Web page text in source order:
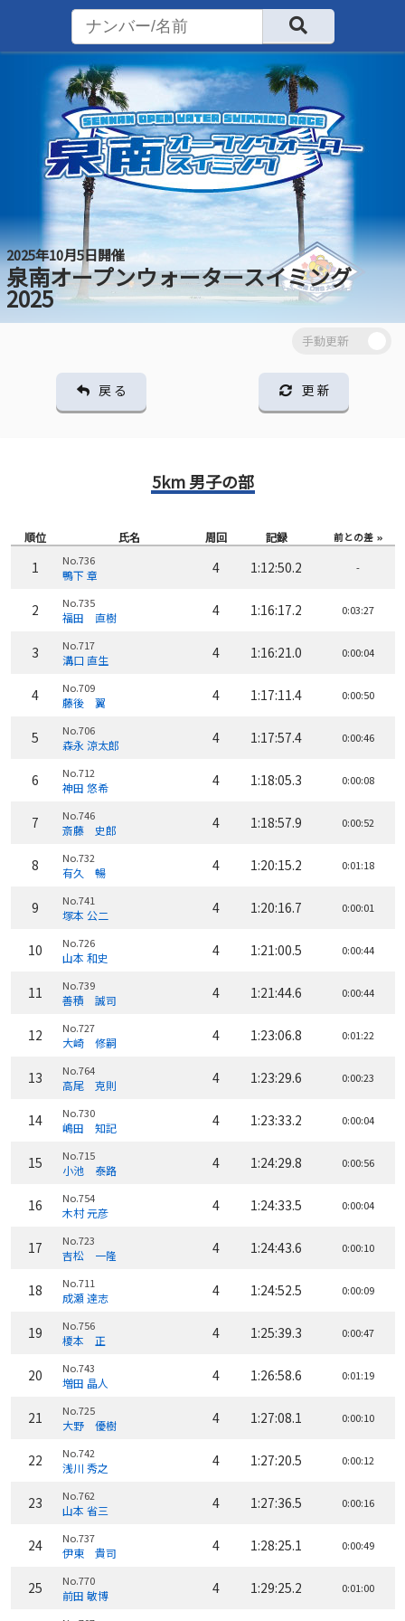
2025年10月5日開催
泉南オープンウォータースイミング
2025
戻 る 更 新
5km 男子の部
順位 氏名 周回 記録 前との差
1 No.736
鴨下 章 4 1:12:50.2 -
2 No.735
福田 直樹 4 1:16:17.2 0:03:27
3 No.717
溝口 直生 4 1:16:21.0 0:00:04
4 No.709
藤後 翼 4 1:17:11.4 0:00:50
5 No.706
森永 涼太郎 4 1:17:57.4 0:00:46
6 No.712
神田 悠希 4 1:18:05.3 0:00:08
7 No.746
斎藤 史郎 4 1:18:57.9 0:00:52
8 No.732
有久 暢 4 1:20:15.2 0:01:18
9 No.741
塚本 公二 4 1:20:16.7 0:00:01
10 No.726
山本 和史 4 1:21:00.5 0:00:44
11 No.739
善積 誠司 4 1:21:44.6 0:00:44
12 No.727
大崎 修嗣 4 1:23:06.8 0:01:22
13 No.764
高尾 克則 4 1:23:29.6 0:00:23
14 No.730
嶋田 知記 4 1:23:33.2 0:00:04
15 No.715
小池 泰路 4 1:24:29.8 0:00:56
16 No.754
木村 元彦 4 1:24:33.5 0:00:04
17 No.723
吉松 一隆 4 1:24:43.6 0:00:10
18 No.711
成瀬 達志 4 1:24:52.5 0:00:09
19 No.756
榎本 正 4 1:25:39.3 0:00:47
20 No.743
増田 晶人 4 1:26:58.6 0:01:19
21 No.725
大野 優樹 4 1:27:08.1 0:00:10
22 No.742
浅川 秀之 4 1:27:20.5 0:00:12
23 No.762
山本 省三 4 1:27:36.5 0:00:16
24 No.737
伊東 貴司 4 1:28:25.1 0:00:49
25 No.770
前田 敏博 4 1:29:25.2 0:01:00